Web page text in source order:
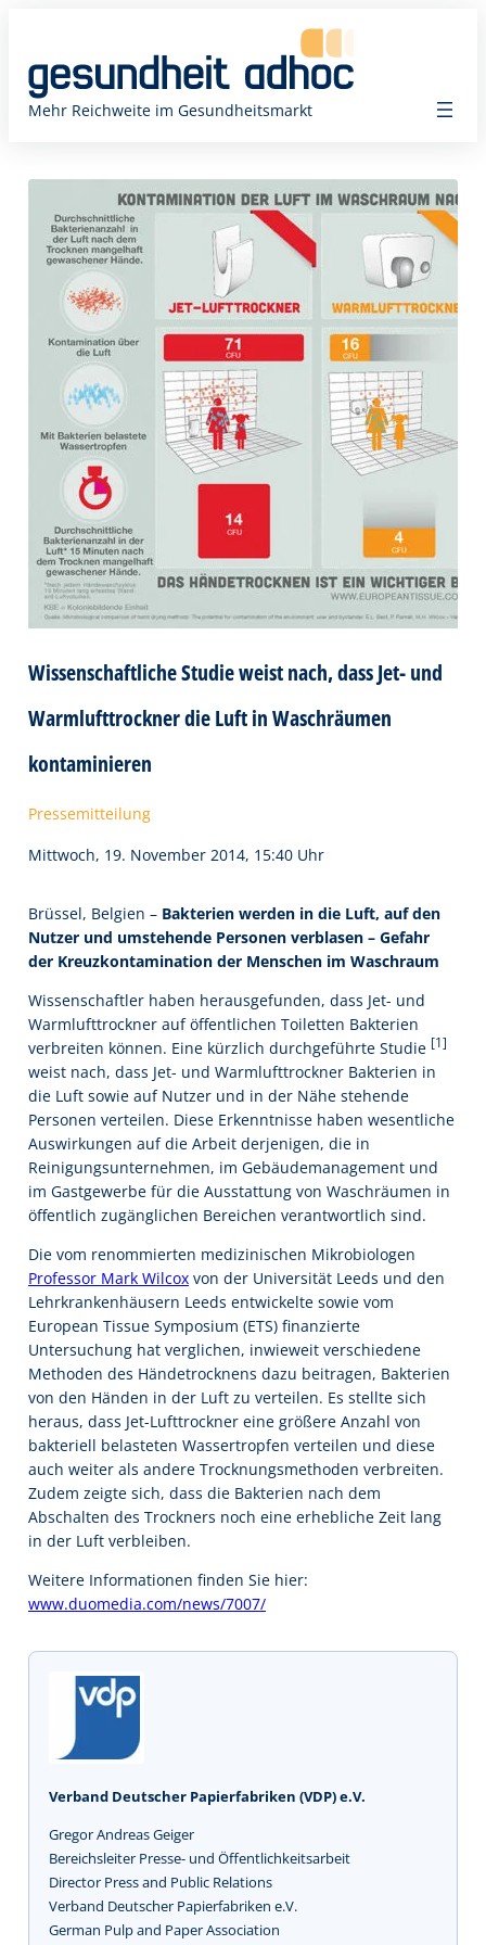
springen
Mehr Reichweite im Gesundheitsmarkt
Wissenschaftliche Studie weist nach, dass Jet- und
Warmlufttrockner die Luft in Waschräumen
kontaminieren
Pressemitteilung
Mittwoch, 19. November 2014, 15:40 Uhr
Brüssel, Belgien – Bakterien werden in die Luft, auf den
Nutzer und umstehende Personen verblasen – Gefahr
der Kreuzkontamination der Menschen im Waschraum
Wissenschaftler haben herausgefunden, dass Jet- und
Warmlufttrockner auf öffentlichen Toiletten Bakterien
verbreiten können. Eine kürzlich durchgeführte Studie [1]
weist nach, dass Jet- und Warmlufttrockner Bakterien in
die Luft sowie auf Nutzer und in der Nähe stehende
Personen verteilen. Diese Erkenntnisse haben wesentliche
Auswirkungen auf die Arbeit derjenigen, die in
Reinigungsunternehmen, im Gebäudemanagement und
im Gastgewerbe für die Ausstattung von Waschräumen in
öffentlich zugänglichen Bereichen verantwortlich sind.
Die vom renommierten medizinischen Mikrobiologen
Professor Mark Wilcox von der Universität Leeds und den
Lehrkrankenhäusern Leeds entwickelte sowie vom
European Tissue Symposium (ETS) finanzierte
Untersuchung hat verglichen, inwieweit verschiedene
Methoden des Händetrocknens dazu beitragen, Bakterien
von den Händen in der Luft zu verteilen. Es stellte sich
heraus, dass Jet-Lufttrockner eine größere Anzahl von
bakteriell belasteten Wassertropfen verteilen und diese
auch weiter als andere Trocknungsmethoden verbreiten.
Zudem zeigte sich, dass die Bakterien nach dem
Abschalten des Trockners noch eine erhebliche Zeit lang
in der Luft verbleiben.
Weitere Informationen finden Sie hier:
www.duomedia.com/news/7007/
Verband Deutscher Papierfabriken (VDP) e.V.
Gregor Andreas Geiger
Bereichsleiter Presse- und Öffentlichkeitsarbeit
Director Press and Public Relations
Verband Deutscher Papierfabriken e.V.
German Pulp and Paper Association